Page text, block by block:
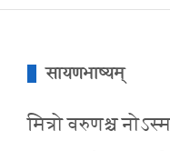
सायणभाष्यम्
मित्रो वरुणश्च